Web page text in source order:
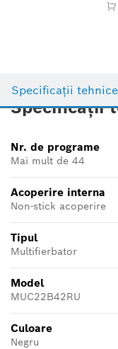
Specificații tehnice
Specificații
Nr. de programe
Mai mult de 44
Acoperire interna
Non-stick acoperire
Tipul
Multifierbator
Model
MUC22B42RU
Culoare
Negru